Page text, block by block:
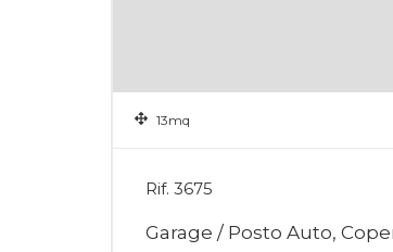
13mq
Rif. 3675
Garage / Posto Auto,